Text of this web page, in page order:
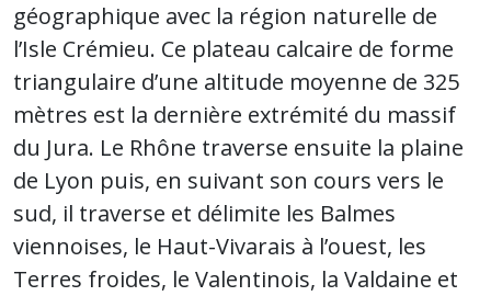
géographique avec la région naturelle de
l’Isle Crémieu. Ce plateau calcaire de forme
triangulaire d’une altitude moyenne de 325
mètres est la dernière extrémité du massif
du Jura. Le Rhône traverse ensuite la plaine
de Lyon puis, en suivant son cours vers le
sud, il traverse et délimite les Balmes
viennoises, le Haut-Vivarais à l’ouest, les
Terres froides, le Valentinois, la Valdaine et